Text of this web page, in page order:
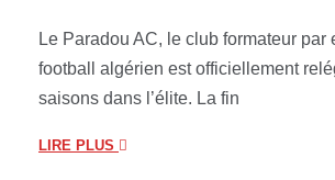
Le Paradou AC, le club formateur par
football algérien est officiellement
saisons dans l’élite. La fin
LIRE PLUS